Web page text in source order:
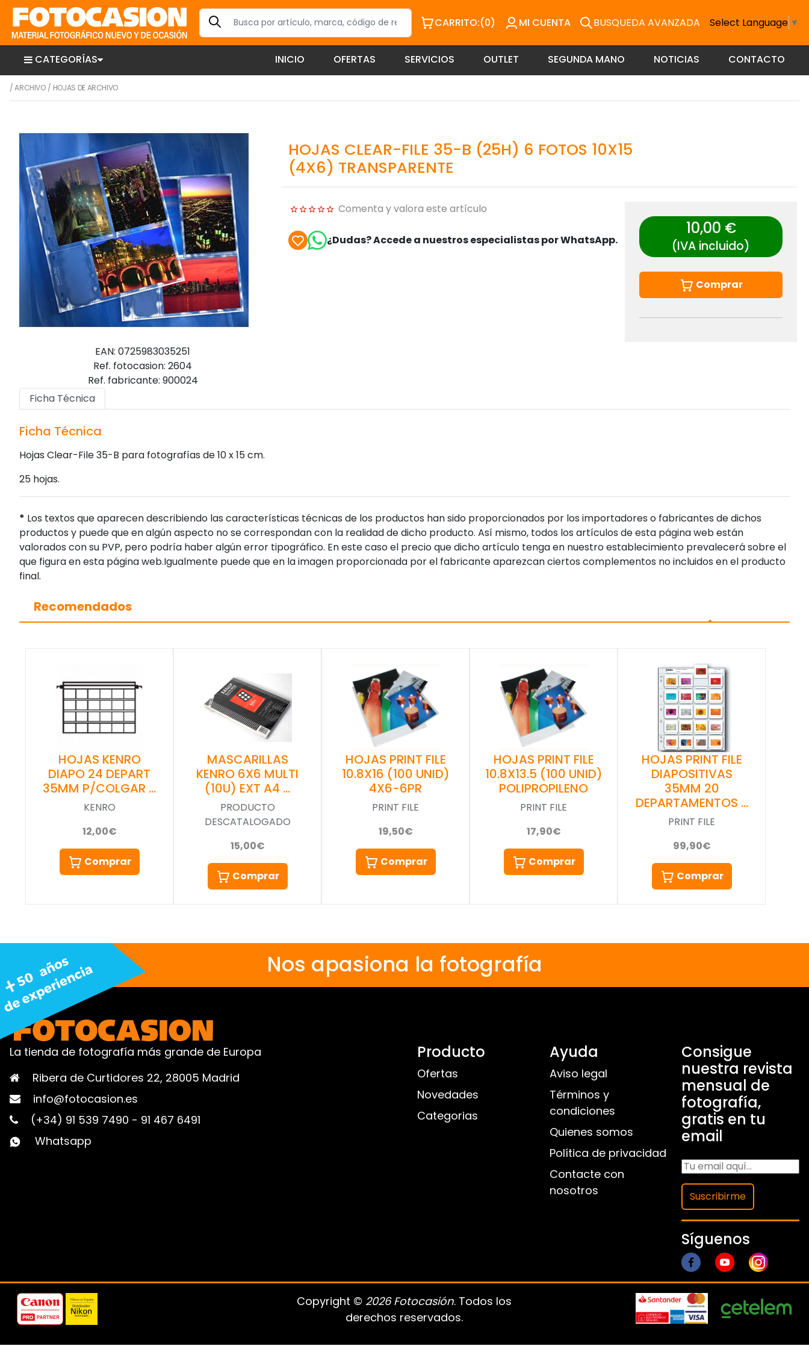
CARRITO:(0) MI CUENTA BUSQUEDA AVANZADA Select Language ▼
CATEGORÍAS INICIO OFERTAS SERVICIOS OUTLET SEGUNDA MANO NOTICIAS CONTACTO
/ARCHIVO/ HOJAS DE ARCHIVO
EAN: 0725983035251
Ref. fotocasion: 2604
Ref. fabricante: 900024
HOJAS CLEAR-FILE 35-B (25H) 6 FOTOS 10X15
(4X6) TRANSPARENTE
Comenta y valora este artículo
¿Dudas? Accede a nuestros especialistas por WhatsApp.
10,00 €
(IVA incluido)
Comprar
Ficha Técnica
Ficha Técnica
Hojas Clear-File 35-B para fotografías de 10 x 15 cm.
25 hojas.
* Los textos que aparecen describiendo las características técnicas de los productos han sido proporcionados por los importadores o fabricantes de dichos
productos y puede que en algún aspecto no se correspondan con la realidad de dicho producto. Así mismo, todos los artículos de esta página web están
valorados con su PVP, pero podría haber algún error tipográfico. En este caso el precio que dicho artículo tenga en nuestro establecimiento prevalecerá sobre el
que figura en esta página web.Igualmente puede que en la imagen proporcionada por el fabricante aparezcan ciertos complementos no incluidos en el producto
final.
Recomendados
HOJAS KENRO
DIAPO 24 DEPART
35MM P/COLGAR …
KENRO
12,00€
Comprar
MASCARILLAS
KENRO 6X6 MULTI
(10U) EXT A4 …
PRODUCTO
DESCATALOGADO
15,00€
Comprar
HOJAS PRINT FILE
10.8X16 (100 UNID)
4X6-6PR
PRINT FILE
19,50€
Comprar
HOJAS PRINT FILE
10.8X13.5 (100 UNID)
POLIPROPILENO
PRINT FILE
17,90€
Comprar
HOJAS PRINT FILE
DIAPOSITIVAS
35MM 20
DEPARTAMENTOS …
PRINT FILE
99,90€
Comprar
Nos apasiona la fotografía
La tienda de fotografía más grande de Europa
Ribera de Curtidores 22, 28005 Madrid
info@fotocasion.es
(+34) 91 539 7490 - 91 467 6491
Whatsapp
Producto
Ofertas
Novedades
Categorias
Ayuda
Aviso legal
Términos y
condiciones
Quienes somos
Política de privacidad
Contacte con
nosotros
Consigue
nuestra revista
mensual de
fotografía,
gratis en tu
email
Suscribirme
Síguenos
Copyright © 2026 Fotocasión. Todos los
derechos reservados.